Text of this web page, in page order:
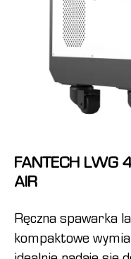
FANTECH LWG
AIR
Ręczna spawarka
kompaktowe